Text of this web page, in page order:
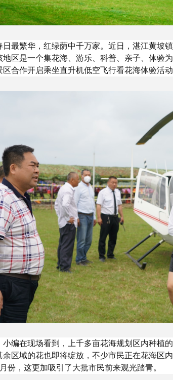
日最繁华，红绿荫中千万家。近日，湛江黄坡
地区是一个集花海、游乐、科普、亲子、体验
区合作开启乘坐直升机低空飞行看花海体验活动
小编在现场看到，上千多亩花海规划区内种植
余区域的花也即将绽放，不少市民正在花海区
份，这更加吸引了大批市民前来观光踏青。